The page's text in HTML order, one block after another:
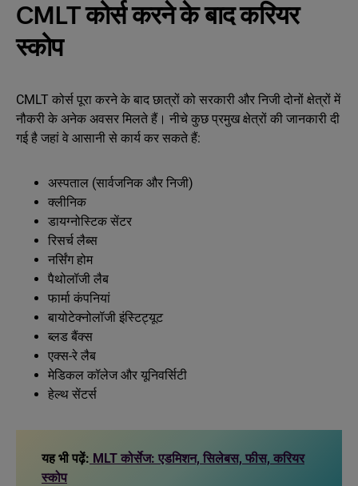
CMLT कोर्स करने के बाद करियर
स्कोप
CMLT कोर्स पूरा करने के बाद छात्रों को सरकारी और निजी दोनों क्षेत्रों में
नौकरी के अनेक अवसर मिलते हैं। नीचे कुछ प्रमुख क्षेत्रों की जानकारी दी
गई है जहां वे आसानी से कार्य कर सकते हैं:
अस्पताल (सार्वजनिक और निजी)
क्लीनिक
डायग्नोस्टिक सेंटर
रिसर्च लैब्स
नर्सिंग होम
पैथोलॉजी लैब
फार्मा कंपनियां
बायोटेक्नोलॉजी इंस्टिट्यूट
ब्लड बैंक्स
एक्स-रे लैब
मेडिकल कॉलेज और यूनिवर्सिटी
हेल्थ सेंटर्स
यह भी पढ़ें: MLT कोर्सेज: एडमिशन, सिलेबस, फीस, करियर
स्कोप